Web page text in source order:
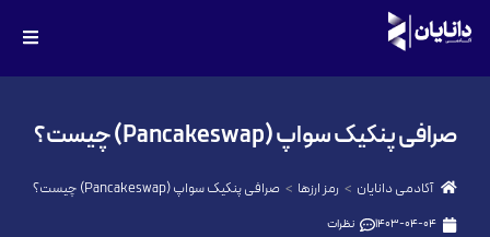
صرافی پنکیک سواپ (Pancakeswap) چیست؟
آکادمی دانایان رمز ارزها صرافی پنکیک سواپ (Pancakeswap) چیست؟
1403-04-04 نظرات